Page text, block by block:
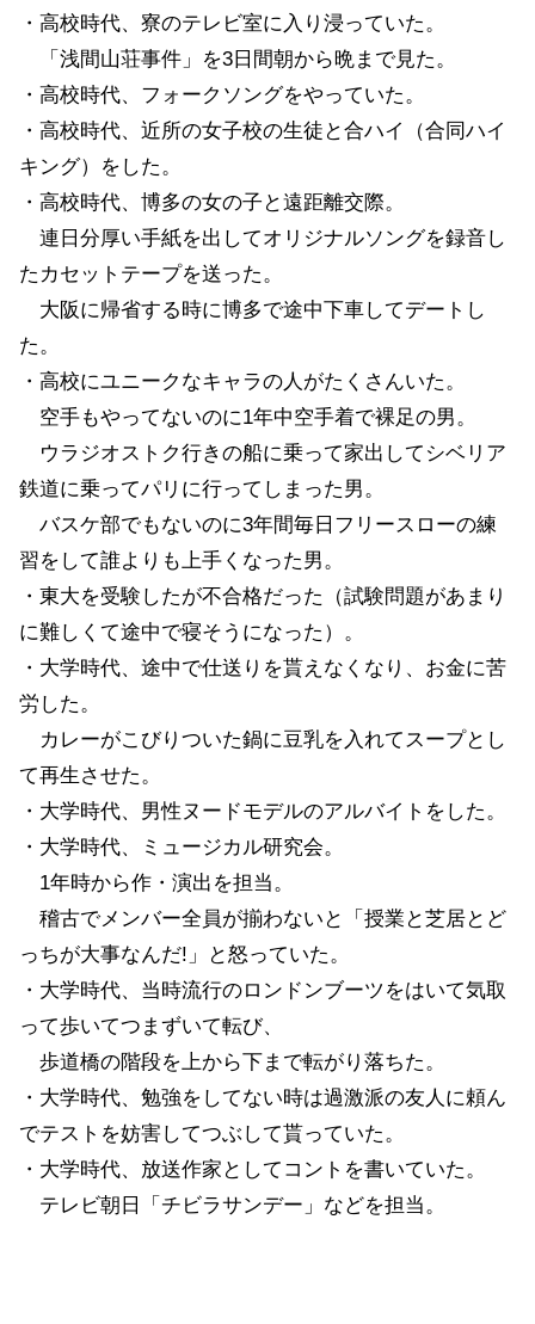
・高校時代、寮のテレビ室に入り浸っていた。
「浅間山荘事件」を3日間朝から晩まで見た。
・高校時代、フォークソングをやっていた。
・高校時代、近所の女子校の生徒と合ハイ（合同ハイ
キング）をした。
・高校時代、博多の女の子と遠距離交際。
連日分厚い手紙を出してオリジナルソングを録音し
たカセットテープを送った。
大阪に帰省する時に博多で途中下車してデートし
た。
・高校にユニークなキャラの人がたくさんいた。
空手もやってないのに1年中空手着で裸足の男。
ウラジオストク行きの船に乗って家出してシベリア
鉄道に乗ってパリに行ってしまった男。
バスケ部でもないのに3年間毎日フリースローの練
習をして誰よりも上手くなった男。
・東大を受験したが不合格だった（試験問題があまり
に難しくて途中で寝そうになった）。
・大学時代、途中で仕送りを貰えなくなり、お金に苦
労した。
カレーがこびりついた鍋に豆乳を入れてスープとし
て再生させた。
・大学時代、男性ヌードモデルのアルバイトをした。
・大学時代、ミュージカル研究会。
1年時から作・演出を担当。
稽古でメンバー全員が揃わないと「授業と芝居とど
っちが大事なんだ!」と怒っていた。
・大学時代、当時流行のロンドンブーツをはいて気取
って歩いてつまずいて転び、
歩道橋の階段を上から下まで転がり落ちた。
・大学時代、勉強をしてない時は過激派の友人に頼ん
でテストを妨害してつぶして貰っていた。
・大学時代、放送作家としてコントを書いていた。
テレビ朝日「チビラサンデー」などを担当。